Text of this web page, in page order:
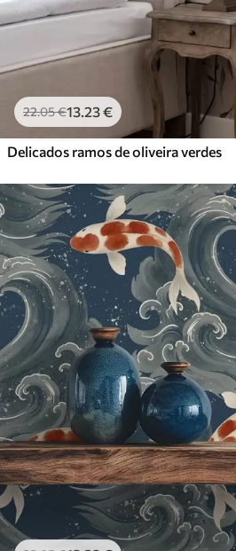
22.05€13.23€
Delicados ramos de oliveira verdes